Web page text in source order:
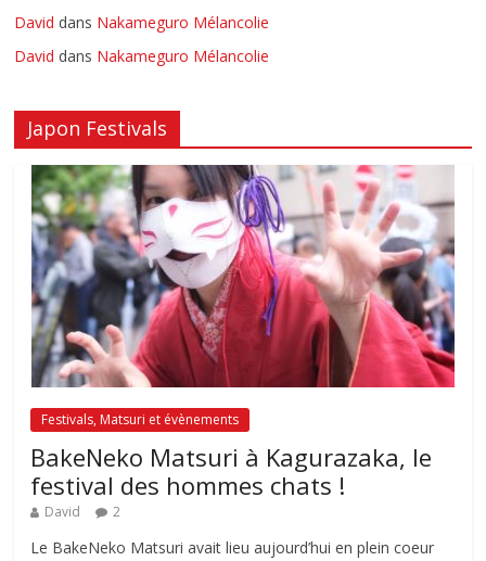
David dans Nakameguro Mélancolie
David dans Nakameguro Mélancolie
Japon Festivals
Festivals, Matsuri et évènements
BakeNeko Matsuri à Kagurazaka, le
festival des hommes chats !
David 2
Le BakeNeko Matsuri avait lieu aujourd’hui en plein coeur